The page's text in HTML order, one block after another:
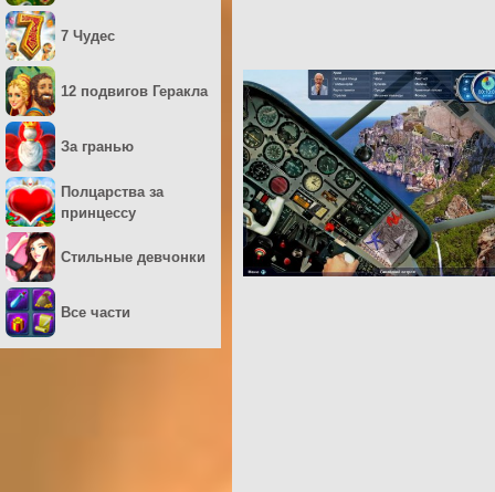
7 Чудес
12 подвигов Геракла
За гранью
Полцарства за
принцессу
Стильные девчонки
Все части